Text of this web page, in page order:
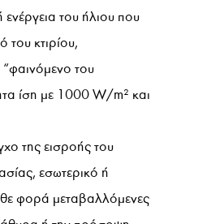
του ήλιου που
κτιρίου,
του
ίση με 1000 W/m² και
της εισροής του
εσωτερικό ή
φορά μεταβαλλόμενες